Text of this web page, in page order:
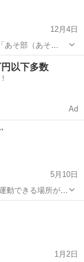
12月4日
あそ部（あそ
休日にちょっと体
！」という方、
円以下多数
Ad
5月10日
動できる場所が欲
】 ■週1〜2回（平日1回＋土日1回...
1月2日